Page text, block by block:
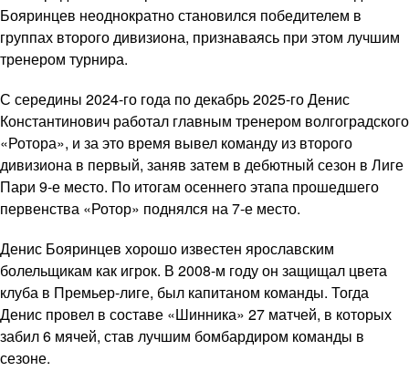
Бояринцев неоднократно становился победителем в
группах второго дивизиона, признаваясь при этом лучшим
тренером турнира.
С середины 2024-го года по декабрь 2025-го Денис
Константинович работал главным тренером волгоградского
«Ротора», и за это время вывел команду из второго
дивизиона в первый, заняв затем в дебютный сезон в Лиге
Пари 9-е место. По итогам осеннего этапа прошедшего
первенства «Ротор» поднялся на 7-е место.
Денис Бояринцев хорошо известен ярославским
болельщикам как игрок. В 2008-м году он защищал цвета
клуба в Премьер-лиге, был капитаном команды. Тогда
Денис провел в составе «Шинника» 27 матчей, в которых
забил 6 мячей, став лучшим бомбардиром команды в
сезоне.